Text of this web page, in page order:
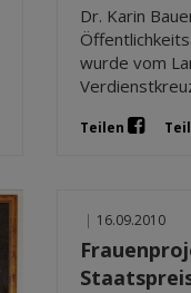
Dr. Karin
wurde vom
Teilen
| 16.09.2010